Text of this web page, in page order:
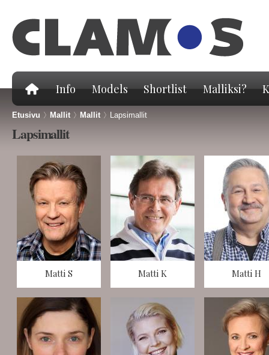
Info Models Shortlist Malliksi?
Etusivu > Mallit> Mallit> Lapsimallit
Lapsimallit
Matti S Matti K Matti H
Sivut